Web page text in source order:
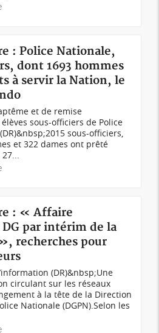
: Police Nationale,
dont 1693 hommes
à servir la Nation, le
et de remise
sous-officiers de Police
sous-officiers,
et 322 dames ont prêté
: « Affaire
par intérim de la
recherches pour
(DR)&nbsp;Une
circulant sur les réseaux
à la tête de la Direction
Nationale (DGPN).Selon les